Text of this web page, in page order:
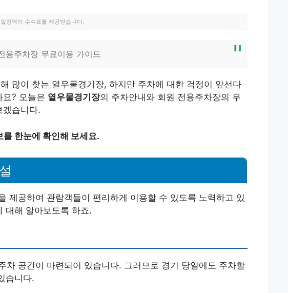
정액의 수수료를 제공받습니다.
용주차장 무료이용 가이드
많이 찾는 열우물경기장, 하지만 주차에 대한 걱정이 앞선다
요? 오늘은 열우물경기장의 주차안내와 회원 전용주차장의 무
겠습니다.
한눈에 확인해 보세요.
제공하여 관람객들이 편리하게 이용할 수 있도록 노력하고 있
대해 알아보도록 하죠.
차 공간이 마련되어 있습니다. 그러므로 경기 당일에도 주차할
습니다.